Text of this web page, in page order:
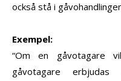
också stå i
Exempel:
“Om en gåvotagare
gåvotagare